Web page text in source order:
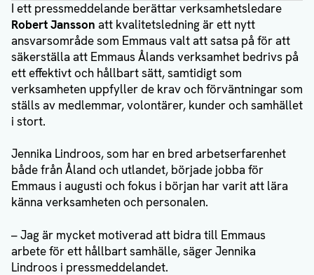
I ett pressmeddelande berättar verksamhetsledare
Robert Jansson att kvalitetsledning är ett nytt
ansvarsområde som Emmaus valt att satsa på för att
säkerställa att Emmaus Ålands verksamhet bedrivs på
ett effektivt och hållbart sätt, samtidigt som
verksamheten uppfyller de krav och förväntningar som
ställs av medlemmar, volontärer, kunder och samhället
i stort.
Jennika Lindroos, som har en bred arbetserfarenhet
både från Åland och utlandet, började jobba för
Emmaus i augusti och fokus i början har varit att lära
känna verksamheten och personalen.
– Jag är mycket motiverad att bidra till Emmaus
arbete för ett hållbart samhälle, säger Jennika
Lindroos i pressmeddelandet.